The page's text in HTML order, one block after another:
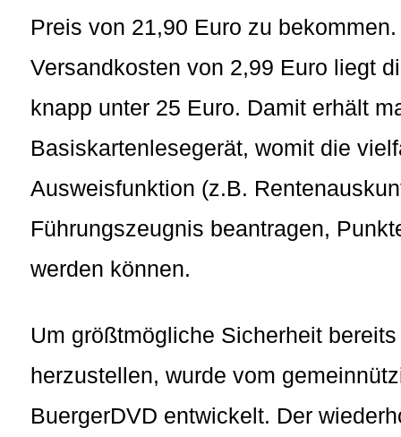
Preis von 21,90 Euro zu
Versandkosten von 2,99 Euro liegt
knapp unter 25 Euro. Damit erhält
Basiskartenlesegerät, womit die
Ausweisfunktion (z.B.
Führungszeugnis beantragen,
werden können.
Um größtmögliche Sicherheit
herzustellen, wurde vom
BuergerDVD entwickelt. Der